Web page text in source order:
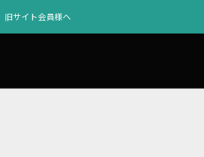
旧サイト会員様へ